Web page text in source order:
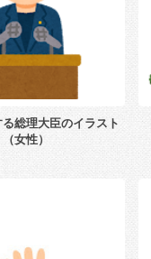
総理大臣のイラスト
（女性）